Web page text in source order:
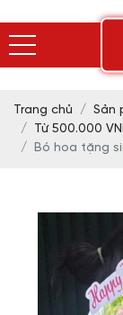
Trang chủ Sản
Từ 500.000
Bó hoa tặng